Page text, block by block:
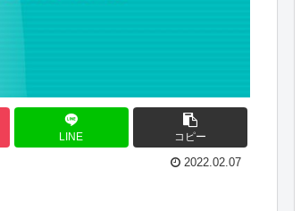
LINE コピー
2022.02.07